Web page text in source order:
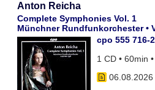
Anton Reicha
Complete Symphonies Vol. 1
Münchner Rundfunkorchester •
cpo 555 716-2
1 CD • 60min
06.08.2026